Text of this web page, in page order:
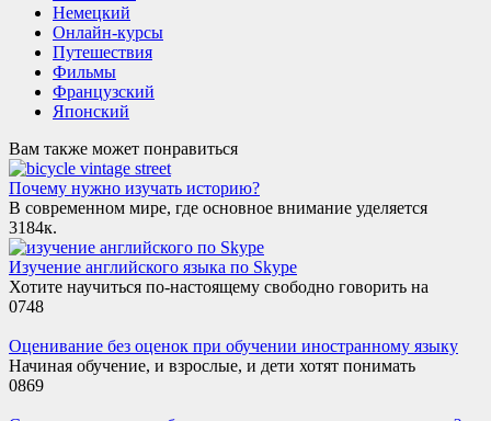
Немецкий
Онлайн-курсы
Путешествия
Фильмы
Французский
Японский
Вам также может понравиться
Почему нужно изучать историю?
В современном мире, где основное внимание уделяется
3184к.
Изучение английского языка по Skype
Хотите научиться по-настоящему свободно говорить на
0748
Оценивание без оценок при обучении иностранному языку
Начиная обучение, и взрослые, и дети хотят понимать
0869